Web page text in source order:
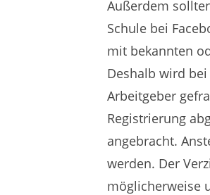
Außerdem
Schule bei
mit bekannten
Deshalb wird
Arbeitgeber
Registrierung
angebracht.
werden. Der
möglicherweise